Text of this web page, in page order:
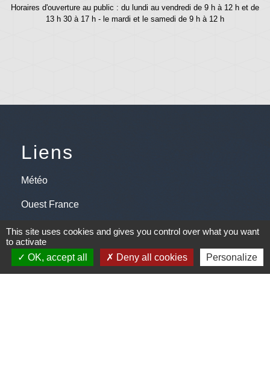
Horaires d'ouverture au public : du lundi au vendredi de 9 h à 12 h et de
13 h 30 à 17 h - le mardi et le samedi de 9 h à 12 h
Liens
Météo
Ouest France
Télégramme
Jumelage
This site uses cookies and gives you control over what you want
to activate
OK, accept all
Deny all cookies Personalize